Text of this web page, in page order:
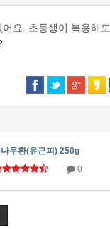
요. 초등생이 복용해
무환(유근피) 250g
0